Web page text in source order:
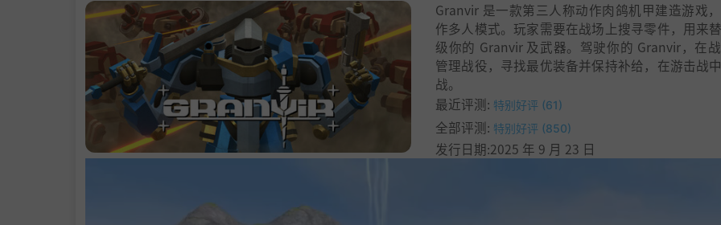
Granvir 是一款第三人称动作肉鸽机甲建造游戏
作多人模式。玩家需要在战场上搜寻零件，用来
级你的 Granvir 及武器。驾驶你的 Granvir，在
管理战役，寻找最优装备并保持补给，在游击战
战。
最近评测: 特别好评 (61)
全部评测: 特别好评 (850)
发行日期:2025 年 9 月 23 日